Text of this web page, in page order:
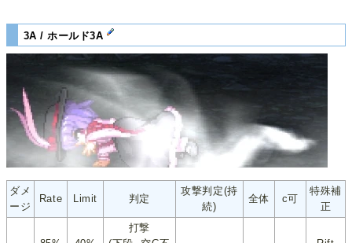
3A / ホールド3A
ダメ
ージ
Rate Limit 判定
攻撃判定(持
続)
全体 c可
特殊補
正
打撃